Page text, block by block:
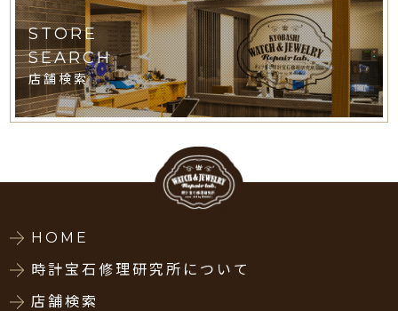
STORE
SEARCH
店舗検索
HOME
時計宝石修理研究所について
店舗検索